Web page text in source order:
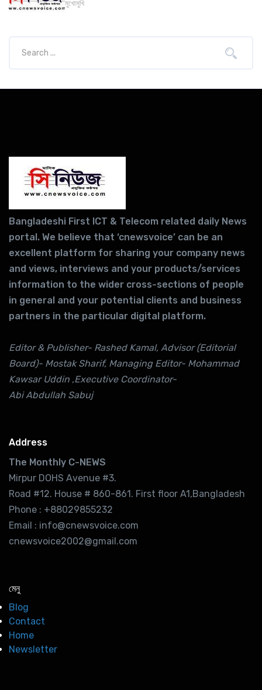
মুখোমুখি
Bangladeshi First ICT & Telecom related daily News
portal. We believe that ‘cnewsvoice’ can be an
excellent platform for sharing your company news
and views, interviews and your products/services
information to the wider cross-sections of people
in general and your potential clients and business
partners in the particular digital platform.
Editor & Publisher- Rashed Kamal, Advisor (Editorial
Board)- Mostak Sharif, Managing Editor- Mohammad
Kawsar Uddin ,Executive Coordinator-
Abi Abdullah Sabuj
Address
The Monthly C-NEWS
Mirpur DOHS Avenue #3.
Road #12. House # 860-861. First floor A1,Bangladesh
Phone : +88029855232
Email : info@cnewsvoice.com
cnewsvoice2002@gmail.com
মেনু
Blog
Contact
Home
Newsletter